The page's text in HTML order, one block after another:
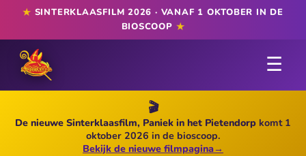
★ SINTERKLAASFILM 2026 · VANAF 1 OKTOBER IN DE
BIOSCOOP ★
☰
🎬
De nieuwe Sinterklaasfilm, Paniek in het Pietendorp komt 1
oktober 2026 in de bioscoop.
Bekijk de nieuwe filmpagina→